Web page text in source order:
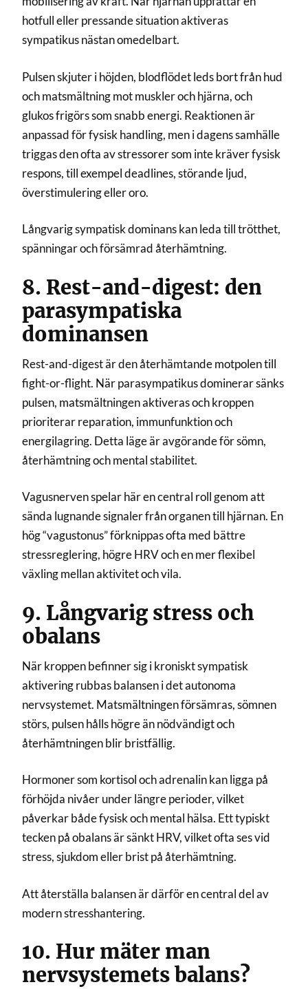
hotfull eller pressande situation aktiveras
sympatikus nästan omedelbart.
Pulsen skjuter i höjden, blodflödet leds bort från hud
och matsmältning mot muskler och hjärna, och
glukos frigörs som snabb energi. Reaktionen är
anpassad för fysisk handling, men i dagens samhälle
triggas den ofta av stressorer som inte kräver fysisk
respons, till exempel deadlines, störande ljud,
överstimulering eller oro.
Långvarig sympatisk dominans kan leda till trötthet,
spänningar och försämrad återhämtning.
8. Rest-and-digest: den
parasympatiska
dominansen
Rest-and-digest är den återhämtande motpolen till
fight-or-flight. När parasympatikus dominerar sänks
pulsen, matsmältningen aktiveras och kroppen
prioriterar reparation, immunfunktion och
energilagring. Detta läge är avgörande för sömn,
återhämtning och mental stabilitet.
Vagusnerven spelar här en central roll genom att
sända lugnande signaler från organen till hjärnan. En
hög “vagustonus” förknippas ofta med bättre
stressreglering, högre HRV och en mer flexibel
växling mellan aktivitet och vila.
9. Långvarig stress och
obalans
När kroppen befinner sig i kroniskt sympatisk
aktivering rubbas balansen i det autonoma
nervsystemet. Matsmältningen försämras, sömnen
störs, pulsen hålls högre än nödvändigt och
återhämtningen blir bristfällig.
Hormoner som kortisol och adrenalin kan ligga på
förhöjda nivåer under längre perioder, vilket
påverkar både fysisk och mental hälsa. Ett typiskt
tecken på obalans är sänkt HRV, vilket ofta ses vid
stress, sjukdom eller brist på återhämtning.
Att återställa balansen är därför en central del av
modern stresshantering.
10. Hur mäter man
nervsystemets balans?